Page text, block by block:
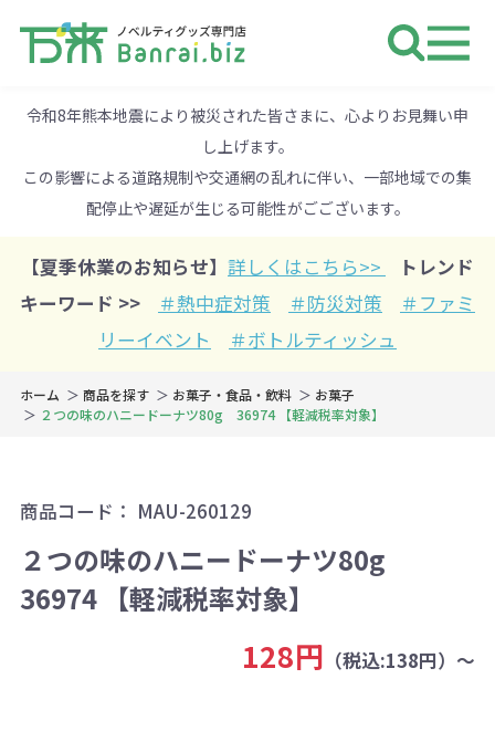
令和8年熊本地震により被災された皆さまに、心よりお見舞い申
し上げます。
この影響による道路規制や交通網の乱れに伴い、一部地域での集
配停止や遅延が生じる可能性がごございます。
【夏季休業のお知らせ】 詳しくはこちら>>
トレンド
キーワード >>
＃熱中症対策 ＃防災対策
＃ファミ
リーイベント
＃ボトルティッシュ
ホーム 商品を探す お菓子・食品・飲料
お菓子
２つの味のハニードーナツ80g 36974 【軽減税率対象】
商品コード： MAU-260129
２つの味のハニードーナツ80g
36974 【軽減税率対象】
128円 （税込:138円）～